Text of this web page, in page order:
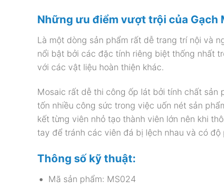
Những ưu điểm vượt trội của Gạch
Là một dòng sản phẩm rất dễ trang trí nội và
nổi bật bởi các đặc tính riêng biệt thống nhất
với các vật liệu hoàn thiện khác.
Mosaic rất dễ thi công ốp lát bởi tính chất sản
tốn nhiều công sức trong việc uốn nét sản
kết từng viên nhỏ tạo thành viên lớn nên khi
tay để tránh các viên đá bị lệch nhau và có
Thông số kỹ thuật:
Mã sản phẩm: MS024